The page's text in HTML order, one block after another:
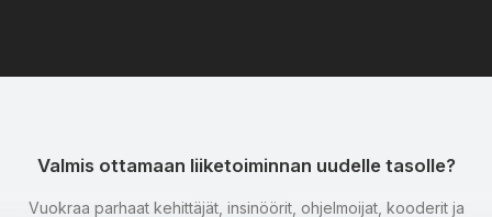
Valmis ottamaan liiketoiminnan uudelle tasolle?
Vuokraa parhaat kehittäjät, insinöörit, ohjelmoijat, kooderit ja